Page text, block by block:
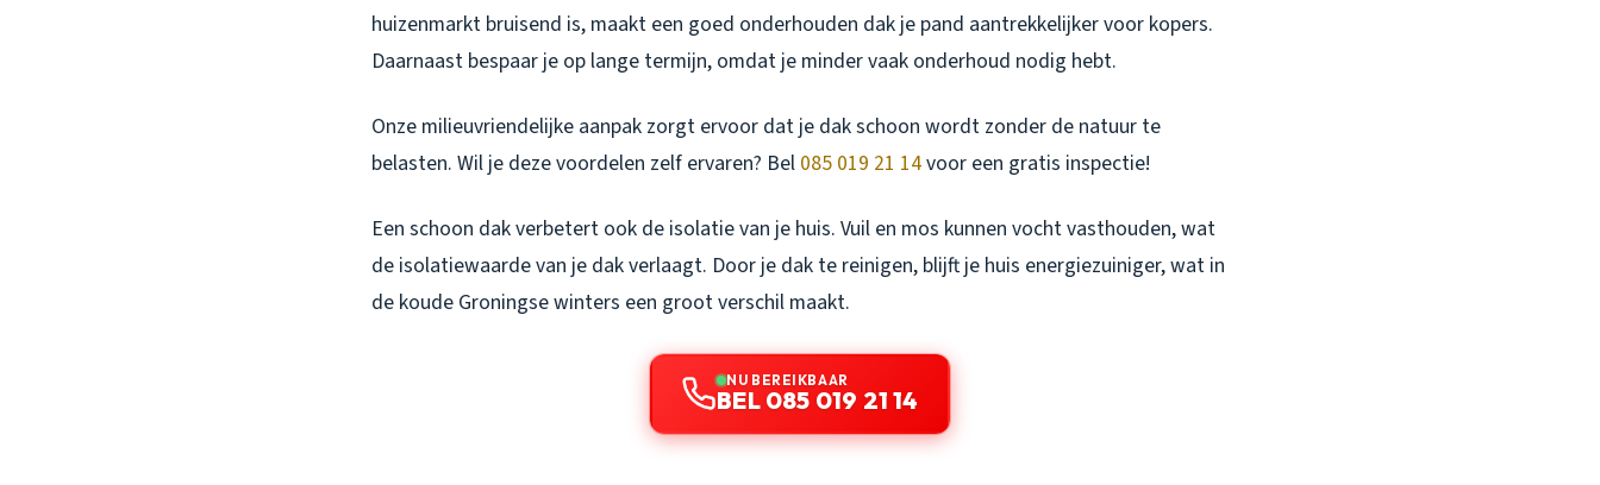
huizenmarkt bruisend is, maakt een goed onderhouden dak je pand aantrekkelijker voor kopers.
Daarnaast bespaar je op lange termijn, omdat je minder vaak onderhoud nodig hebt.
Onze milieuvriendelijke aanpak zorgt ervoor dat je dak schoon wordt zonder de natuur te
belasten. Wil je deze voordelen zelf ervaren? Bel 085 019 21 14voor een gratis inspectie!
Een schoon dak verbetert ook de isolatie van je huis. Vuil en mos kunnen vocht vasthouden, wat
de isolatiewaarde van je dak verlaagt. Door je dak te reinigen, blijft je huis energiezuiniger, wat in
de koude Groningse winters een groot verschil maakt.
NU BEREIKBAAR
BEL 085 019 21 14